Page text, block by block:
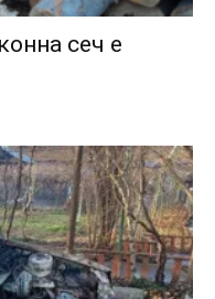
сеч е